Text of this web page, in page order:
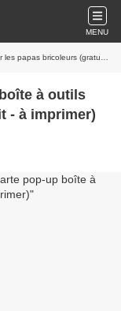
MENU
bricoleurs (gratuit - à imprimer)
à outils
- à imprimer)